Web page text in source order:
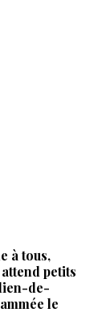
à tous,
petits
de-
le